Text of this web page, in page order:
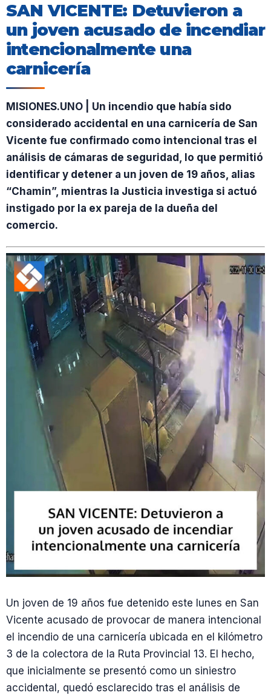
SAN VICENTE: Detuvieron a
un joven acusado de incendiar
intencionalmente una
carnicería
MISIONES.UNO | Un incendio que había sido
considerado accidental en una carnicería de San
Vicente fue confirmado como intencional tras el
análisis de cámaras de seguridad, lo que permitió
identificar y detener a un joven de 19 años, alias
“Chamin”, mientras la Justicia investiga si actuó
instigado por la ex pareja de la dueña del
comercio.
Un joven de 19 años fue detenido este lunes en San
Vicente acusado de provocar de manera intencional
el incendio de una carnicería ubicada en el kilómetro
3 de la colectora de la Ruta Provincial 13. El hecho,
que inicialmente se presentó como un siniestro
accidental, quedó esclarecido tras el análisis de